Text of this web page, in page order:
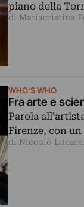
piano della
di Mariacristina
WHO'S WHO
Fra arte e
Parola
Firenze, con
di Niccolò